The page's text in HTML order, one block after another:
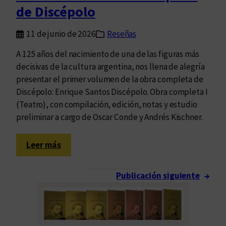
o
t
e
r
a
s
n
a
l
e
s
s
o
r
i
a
s
de Discépolo
11 de junio de 2026
Reseñas
A 125 años del nacimiento de una de las figuras más
decisivas de la cultura argentina, nos llena de alegría
presentar el primer volumen de la obra completa de
Discépolo: Enrique Santos Discépolo. Obra completa I
(Teatro), con compilación, edición, notas y estudio
preliminar a cargo de Oscar Conde y Andrés Kischner.
Leer más:
E
v
i
m
Publicación siguiente →